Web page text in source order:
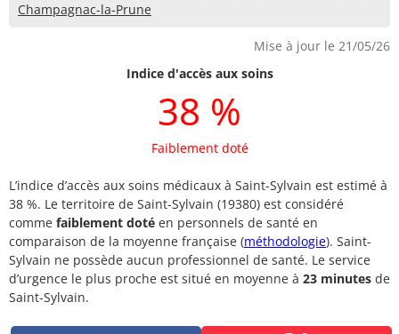
Champagnac-la-Prune
Mise à jour le 21/05/26
Indice d'accès aux soins
38 %
Faiblement doté
L’indice d’accès aux soins médicaux à Saint-Sylvain est estimé à
38 %. Le territoire de Saint-Sylvain (19380) est considéré
comme faiblement doté en personnels de santé en
comparaison de la moyenne française (méthodologie). Saint-
Sylvain ne possède aucun professionnel de santé. Le service
d’urgence le plus proche est situé en moyenne à 23 minutes de
Saint-Sylvain.